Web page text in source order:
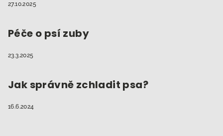
27.10.2025
Péče o psí zuby
23.3.2025
Jak správně zchladit psa?
16.6.2024